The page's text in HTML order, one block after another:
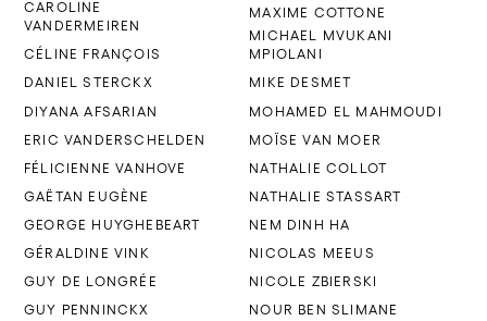
CAROLINE
VANDERMEIREN
CÉLINE FRANÇOIS
DANIEL STERCKX
DIYANA AFSARIAN
ERIC VANDERSCHELDEN
FÉLICIENNE VANHOVE
GAËTAN EUGÈNE
GEORGE HUYGHEBEART
GÉRALDINE VINK
GUY DE LONGRÉE
GUY PENNINCKX
MAXIME COTTONE
MICHAEL MVUKANI
MPIOLANI
MIKE DESMET
MOHAMED EL MAHMOUDI
MOÏSE VAN MOER
NATHALIE COLLOT
NATHALIE STASSART
NEM DINH HA
NICOLAS MEEUS
NICOLE ZBIERSKI
NOUR BEN SLIMANE